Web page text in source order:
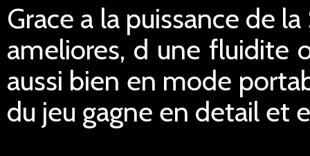
Grace a la puissance de
ameliores, d une fluidite
aussi bien en mode
du jeu gagne en detail et